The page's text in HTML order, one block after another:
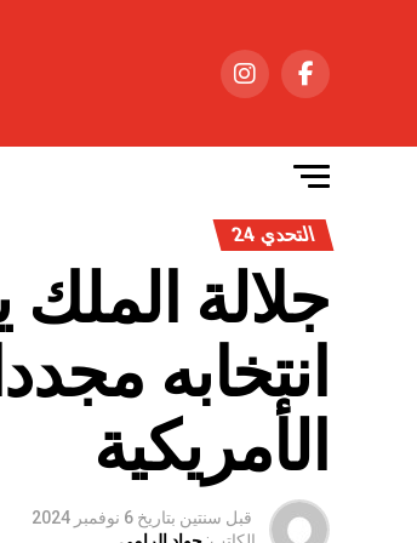
التحدي 24
جلالة
انتخابه
الأمريكية
قبل سنتين بتاريخ 6 نوفمبر 2024